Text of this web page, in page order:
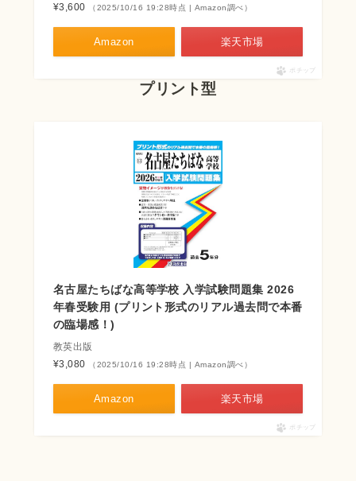
¥3,600
（2025/10/16 19:28時点 | Amazon調べ）
Amazon 楽天市場
ポチップ
プリント型
名古屋たちばな高等学校 入学試験問題集 2026
年春受験用 (プリント形式のリアル過去問で本番
の臨場感！)
教英出版
¥3,080
（2025/10/16 19:28時点 | Amazon調べ）
Amazon 楽天市場
ポチップ